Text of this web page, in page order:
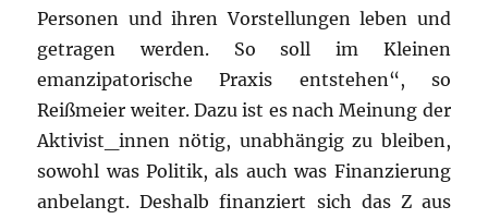
Personen und ihren Vorstellungen leben und
getragen werden. So soll im Kleinen
emanzipatorische Praxis entstehen“, so
Reißmeier weiter. Dazu ist es nach Meinung der
Aktivist_innen nötig, unabhängig zu bleiben,
sowohl was Politik, als auch was Finanzierung
anbelangt. Deshalb finanziert sich das Z aus